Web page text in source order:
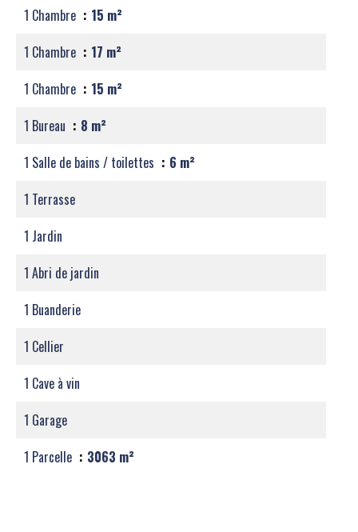
1 Chambre
15 m²
1 Chambre
17 m²
1 Chambre
15 m²
1 Bureau
8 m²
1 Salle de bains / toilettes
6 m²
1 Terrasse
1 Jardin
1 Abri de jardin
1 Buanderie
1 Cellier
1 Cave à vin
1 Garage
1 Parcelle
3063 m²